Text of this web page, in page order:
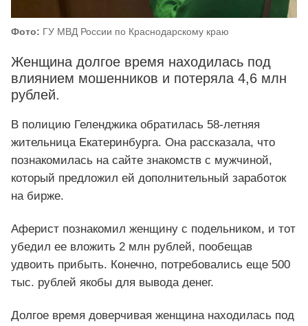
Фото: ГУ МВД России по Краснодарскому краю
Женщина долгое время находилась под
влиянием мошенников и потеряла 4,6 млн
рублей.
В полицию Геленджика обратилась 58-летняя
жительница Екатеринбурга. Она рассказала, что
познакомилась на сайте знакомств с мужчиной,
который предложил ей дополнительный заработок
на бирже.
Аферист познакомил женщину с подельником, и тот
убедил ее вложить 2 млн рублей, пообещав
удвоить прибыть. Конечно, потребовались еще 500
тыс. рублей якобы для вывода денег.
Долгое время доверчивая женщина находилась под